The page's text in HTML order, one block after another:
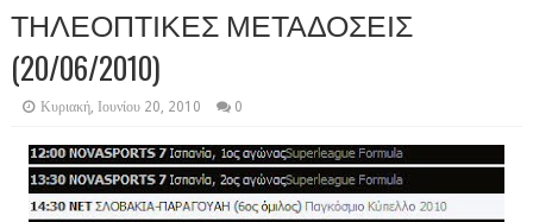
ΤΗΛΕΟΠΤΙΚΕΣ ΜΕΤΑΔΟΣΕΙΣ
(20/06/2010)
Κυριακή, Ιουνίου 20, 2010 0